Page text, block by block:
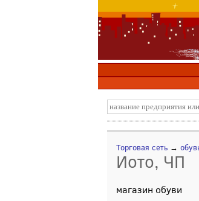
Торговая сеть →
Иото, ЧП
магазин обуви